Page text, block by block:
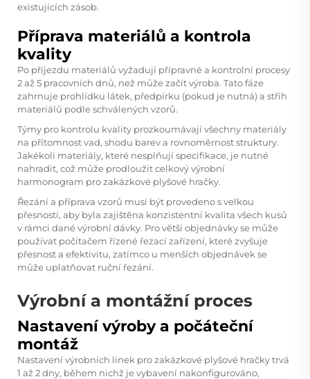
existujících zásob.
Příprava materiálů a kontrola
kvality
Po příjezdu materiálů vyžadují přípravné a kontrolní procesy
2 až 5 pracovních dnů, než může začít výroba. Tato fáze
zahrnuje prohlídku látek, předpírku (pokud je nutná) a střih
materiálů podle schválených vzorů.
Týmy pro kontrolu kvality prozkoumávají všechny materiály
na přítomnost vad, shodu barev a rovnoměrnost struktury.
Jakékoli materiály, které nesplňují specifikace, je nutné
nahradit, což může prodloužit celkový výrobní
harmonogram pro zakázkové plyšové hračky.
Řezání a příprava vzorů musí být provedeno s velkou
přesností, aby byla zajištěna konzistentní kvalita všech kusů
v rámci dané výrobní dávky. Pro větší objednávky se může
používat počítačem řízené řezací zařízení, které zvyšuje
přesnost a efektivitu, zatímco u menších objednávek se
může uplatňovat ruční řezání.
Výrobní a montážní proces
Nastavení výroby a počáteční
montáž
Nastavení výrobních linek pro zakázkové plyšové hračky trvá
1 až 2 dny, během nichž je vybavení nakonfigurováno,